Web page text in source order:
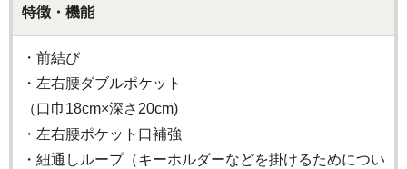
特徴・機能
・前結び
・左右腰ダブルポケット
（口巾18cm×深さ20cm)
・左右腰ポケット口補強
・紐通しループ（キーホルダーなどを掛けるためについ